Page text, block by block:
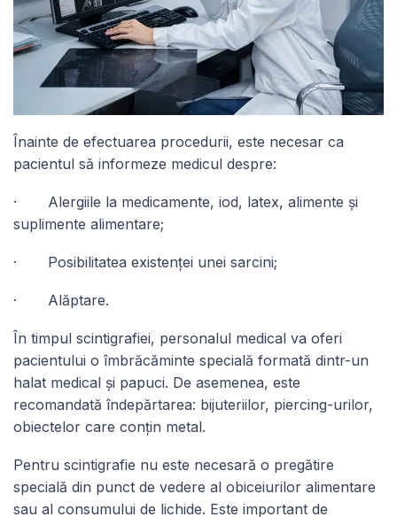
Înainte de efectuarea procedurii, este necesar ca
pacientul să informeze medicul despre:
· Alergiile la medicamente, iod, latex, alimente și
suplimente alimentare;
· Posibilitatea existenței unei sarcini;
· Alăptare.
În timpul scintigrafiei, personalul medical va oferi
pacientului o îmbrăcăminte specială formată dintr-un
halat medical și papuci. De asemenea, este
recomandată îndepărtarea: bijuteriilor, piercing-urilor,
obiectelor care conțin metal.
Pentru scintigrafie nu este necesară o pregătire
specială din punct de vedere al obiceiurilor alimentare
sau al consumului de lichide. Este important de